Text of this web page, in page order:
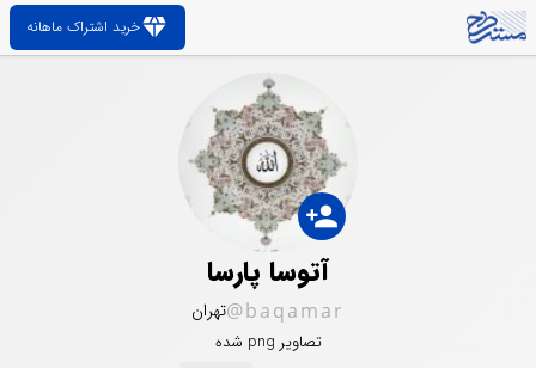
diamondخرید اشتراک ماهانه
person_add
آتوسا پارسا
@baqamarتهران
تصاویر png شده